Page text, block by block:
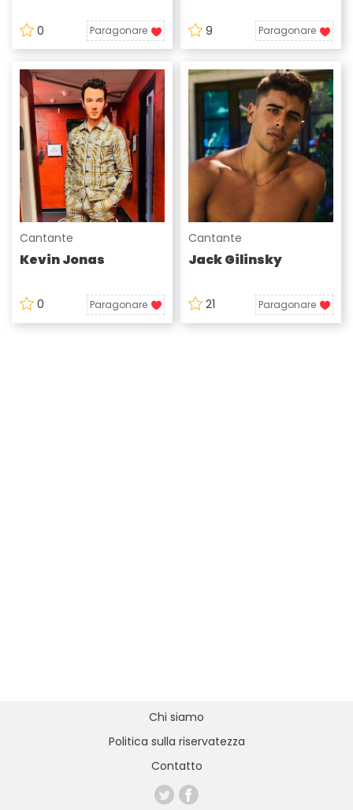
0 Paragonare 9 Paragonare
Cantante
Kevin Jonas
0 Paragonare
Cantante
Jack Gilinsky
21 Paragonare
Chi siamo
Politica sulla riservatezza
Contatto